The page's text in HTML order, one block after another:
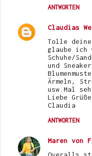
ANTWORTEN
Claudias
Tolle deine
glaube ich
Schuhe/
und
Ärmeln,
usw.Mal
Liebe
Claudia
ANTWORTEN
Maren von